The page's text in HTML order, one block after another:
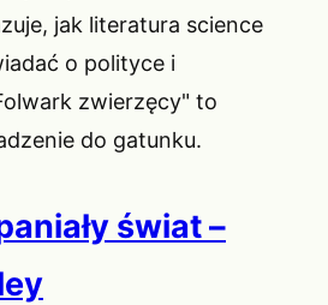
jak literatura science
o polityce i
zwierzęcy" to
do gatunku.
świat –